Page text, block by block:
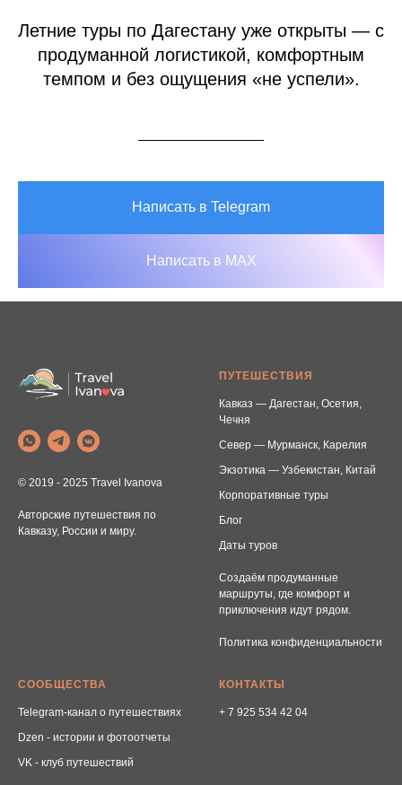
Летние туры по Дагестану уже открыты — с
продуманной логистикой, комфортным
темпом и без ощущения «не успели».
Написать в Telegram
Написать в MAX
© 2019 - 2025 Travel Ivanova
Авторские путешествия по
Кавказу, России и миру.
ПУТЕШЕСТВИЯ
Кавказ — Дагестан, Осетия,
Чечня
Север — Мурманск, Карелия
Экзотика — Узбекистан, Китай
Корпоративные туры
Блог
Даты туров
Создаём продуманные
маршруты, где комфорт и
приключения идут рядом.
Политика конфиденциальности
СООБЩЕСТВА
Telegram-канал о путешествиях
Dzen - истории и фотоотчеты
VK - клуб путешествий
КОНТАКТЫ
+ 7 925 534 42 04